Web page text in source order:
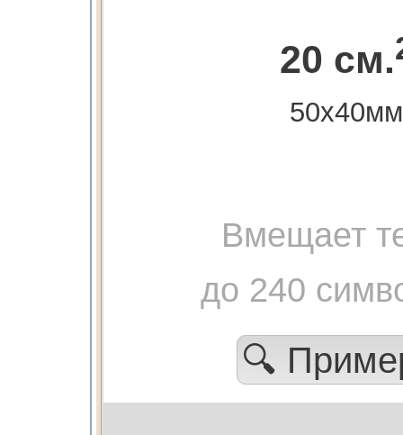
20 см.
50х40мм
Вмещает
до 240
🔍